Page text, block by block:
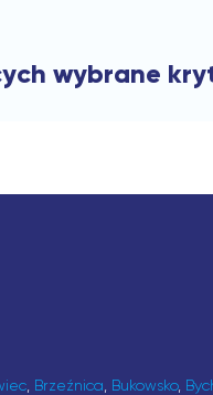
wybrane
, Brzeźnica Bukowsko,